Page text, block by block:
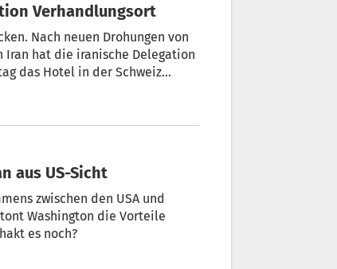
Verhandlungsort
Nach neuen Drohungen von
hat die iranische Delegation
das Hotel in der Schweiz
aus US-Sicht
zwischen den USA und
Washington die Vorteile
es noch?